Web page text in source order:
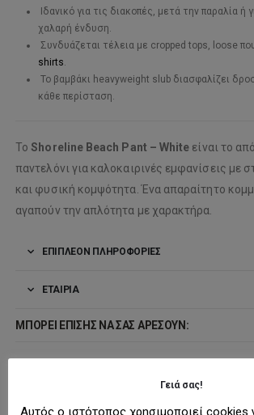
Ιδανικό για τις διακοπές, μετά την παραλία ή
χαλαρή ένδυση.
Συνδυάζεται τέλεια με cropped tops, loose
shirts.
Το βαμβάκι heavyweight slub διασφαλίζει
κάθε περίσταση.
ΤοShoreline Beach Pant – White είναι το
παντελόνι για καλοκαιρινές εμφανίσεις με
και φυσική κομψότητα. Ένα απαραίτητο
αγαπούν την απλότητα με χαρακτήρα.
ΕΠΙΠΛΈΟΝ ΠΛΗΡΟΦΟΡΊΕΣ
ΕΤΑΙΡΊΑ
ΜΠΟΡΕΊ ΕΠΊΣΗΣ ΝΑ ΣΑΣ ΑΡΈΣΟΥΝ:
Γειά σας!
Αυτός ο ιστότοπος χρησιμοποιεί cookies